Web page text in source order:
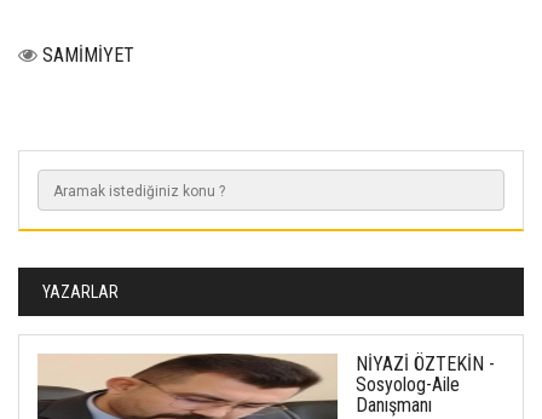
SAMİMİYET
YAZARLAR
NİYAZİ ÖZTEKİN -
Sosyolog-Aile
Danışmanı